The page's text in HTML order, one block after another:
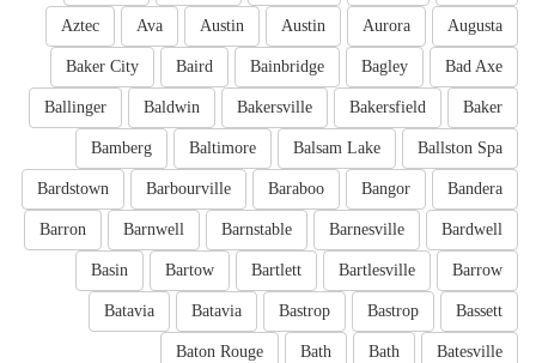
Augusta
Aurora
Austin
Austin
Ava
Aztec
Bad Axe
Bagley
Bainbridge
Baird
Baker City
Baker
Bakersfield
Bakersville
Baldwin
Ballinger
Ballston Spa
Balsam Lake
Baltimore
Bamberg
Bandera
Bangor
Baraboo
Barbourville
Bardstown
Bardwell
Barnesville
Barnstable
Barnwell
Barron
Barrow
Bartlesville
Bartlett
Bartow
Basin
Bassett
Bastrop
Bastrop
Batavia
Batavia
Batesville
Bath
Bath
Baton Rouge